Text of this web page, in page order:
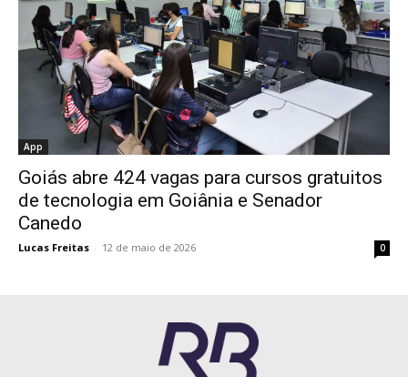
App
Goiás abre 424 vagas para cursos gratuitos
de tecnologia em Goiânia e Senador
Canedo
Lucas Freitas - 12 de maio de 2026 0